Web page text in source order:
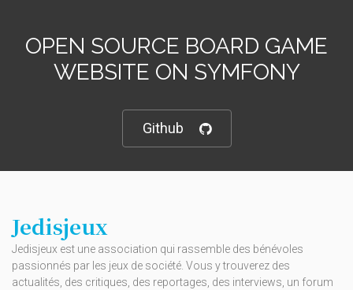
OPEN SOURCE BOARD GAME
WEBSITE ON SYMFONY
Github
Jedisjeux
Jedisjeux est une association qui rassemble des bénévoles
passionnés par les jeux de société. Vous y trouverez des
actualités, des critiques, des reportages, des interviews, un forum